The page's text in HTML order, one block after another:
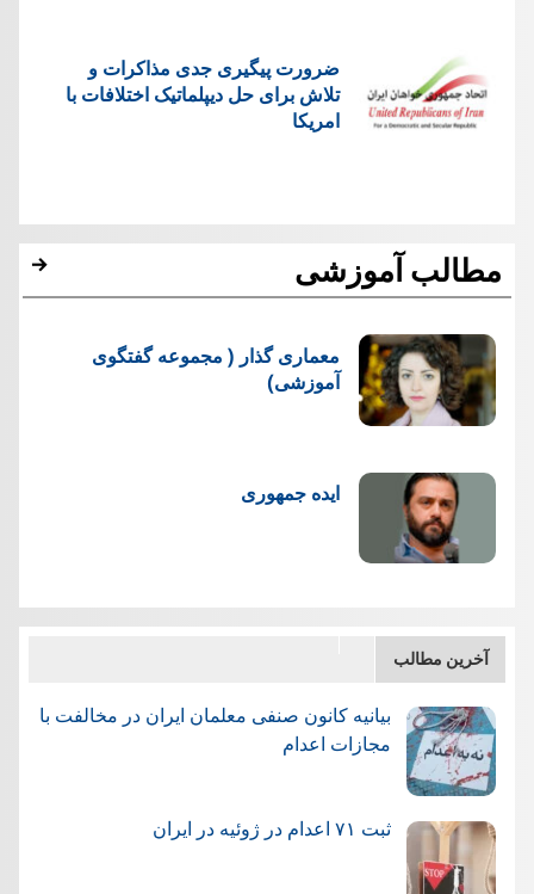
ضرورت پیگیری جدی مذاکرات و
تلاش برای حل دیپلماتیک اختلافات با
امریکا
مطالب آموزشی
معماری گذار ( مجموعه گفتگوی
آموزشی)
ایده جمهوری
آخرین مطالب
بیانیه کانون صنفی معلمان ایران در مخالفت با
مجازات اعدام
ثبت ۷۱ اعدام در ژوئيه در ایران